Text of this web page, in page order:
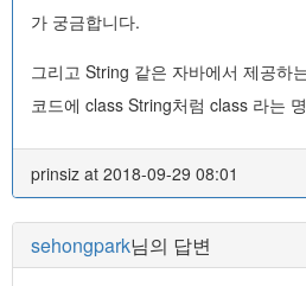
가 궁금합니다.
그리고 String 같은 자바에서 제공하
코드에 class String처럼 class 라는
prinsiz at 2018-09-29 08:01
sehongpark님의 답변